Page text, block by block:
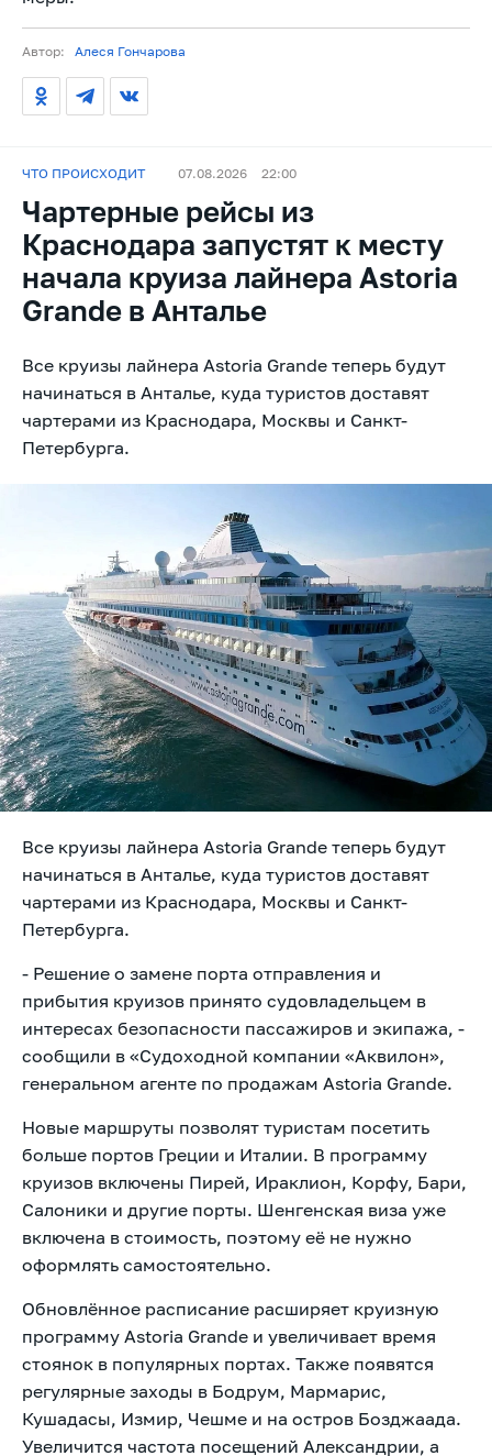
Автор: Алеся Гончарова
ЧТО ПРОИСХОДИТ 07.08.2026 22:00
Чартерные рейсы из
Краснодара запустят к месту
начала круиза лайнера Astoria
Grande в Анталье
Все круизы лайнера Astoria Grande теперь будут
начинаться в Анталье, куда туристов доставят
чартерами из Краснодара, Москвы и Санкт-
Петербурга.
Все круизы лайнера Astoria Grande теперь будут
начинаться в Анталье, куда туристов доставят
чартерами из Краснодара, Москвы и Санкт-
Петербурга.
- Решение о замене порта отправления и
прибытия круизов принято судовладельцем в
интересах безопасности пассажиров и экипажа, -
сообщили в «Судоходной компании «Аквилон»,
генеральном агенте по продажам Astoria Grande.
Новые маршруты позволят туристам посетить
больше портов Греции и Италии. В программу
круизов включены Пирей, Ираклион, Корфу, Бари,
Салоники и другие порты. Шенгенская виза уже
включена в стоимость, поэтому её не нужно
оформлять самостоятельно.
Обновлённое расписание расширяет круизную
программу Astoria Grande и увеличивает время
стоянок в популярных портах. Также появятся
регулярные заходы в Бодрум, Мармарис,
Кушадасы, Измир, Чешме и на остров Бозджаада.
Увеличится частота посещений Александрии, а